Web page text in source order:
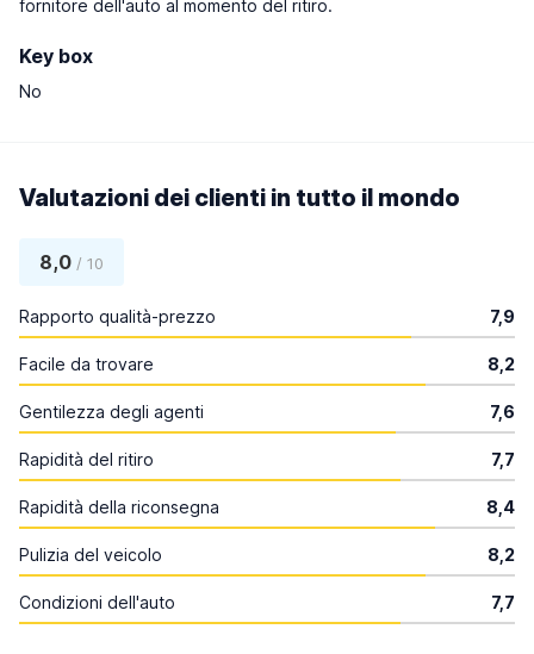
fornitore dell'auto al momento del ritiro.
Key box
No
Valutazioni dei clienti in tutto il mondo
8,0 / 10
Rapporto qualità-prezzo 7,9
Facile da trovare 8,2
Gentilezza degli agenti 7,6
Rapidità del ritiro 7,7
Rapidità della riconsegna 8,4
Pulizia del veicolo 8,2
Condizioni dell'auto 7,7